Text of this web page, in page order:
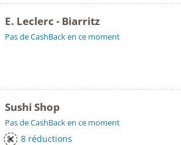
E. Leclerc - Biarritz
Pas de CashBack en ce moment
Sushi Shop
Pas de CashBack en ce moment
8 réductions